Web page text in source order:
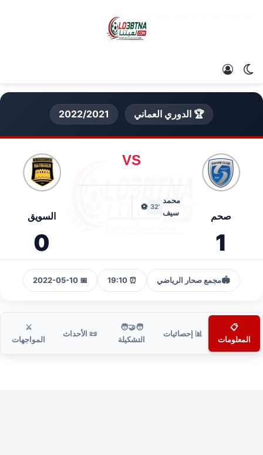
الوضع المظلم
🏆 الدوري العماني 2022/2021
صحم
1
VS
محمد
سيف
'32
⚽
السويق
0
🏟️مجمع صحار الرياضي ⏰ 19:10
📅 2022-05-10
📋
المعلومات
📊 إحصائيات
🧑‍🤝‍🧑
التشكيلة
📜 الأحداث
⚔️
المواجهات